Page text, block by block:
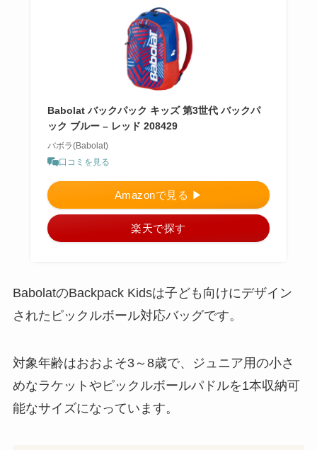
Babolat バックパック キッズ 第3世代 バックパ
ック ブルー – レッド 208429
バボラ(Babolat)
口コミを見る
Amazonで見る ▶︎
楽天で探す
BabolatのBackpack Kidsは子ども向けにデザイン
されたピックルボール対応バッグです。
対象年齢はおおよそ3～8歳で、ジュニア用の小さ
めなラケットやピックルボールパドルを1本収納可
能なサイズになっています。